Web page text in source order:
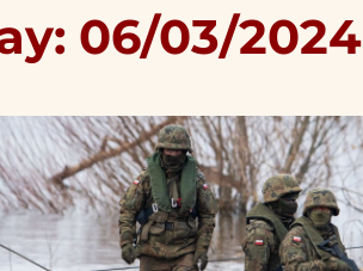
06/03/2024